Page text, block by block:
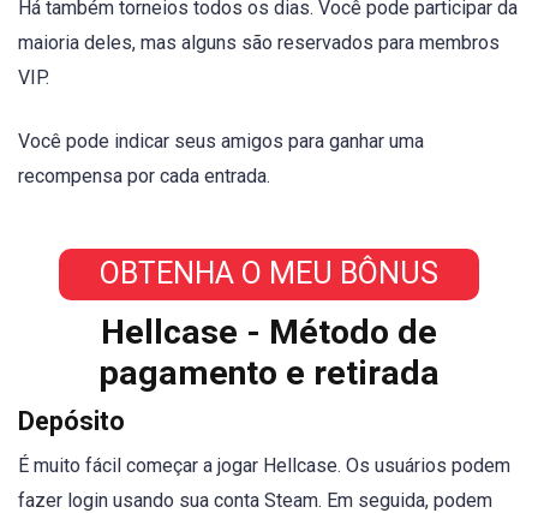
Há também torneios todos os dias. Você pode participar da
maioria deles, mas alguns são reservados para membros
VIP.
Você pode indicar seus amigos para ganhar uma
recompensa por cada entrada.
OBTENHA O MEU BÔNUS
Hellcase - Método de
pagamento e retirada
Depósito
É muito fácil começar a jogar Hellcase. Os usuários podem
fazer login usando sua conta Steam. Em seguida, podem